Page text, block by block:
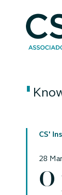
CS'
28